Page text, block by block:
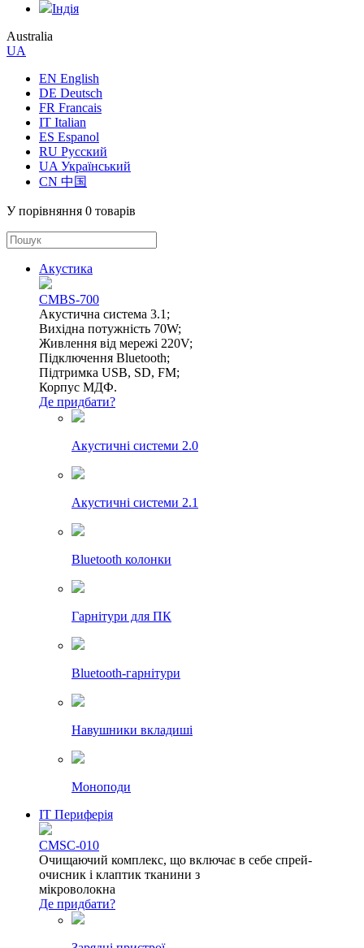
Індія
Australia
UA
EN English
DE Deutsch
FR Francais
IT Italian
ES Espanol
RU Русский
UA Український
CN 中国
У порівняння 0 товарів
Акустика
CMBS-700
Акустична система 3.1;
Вихідна потужність 70W;
Живлення від мережі 220V;
Підключення Bluetooth;
Підтримка USB, SD, FM;
Корпус МДФ.
Де придбати?
Акустичні системи 2.0
Акустичні системи 2.1
Bluetooth колонки
Гарнітури для ПК
Bluetooth-гарнітури
Навушники вкладиші
Моноподи
IT Периферія
CMSC-010
Очищаючий комплекс, що включає в себе спрей-
очисник і клаптик тканини з
мікроволокна
Де придбати?